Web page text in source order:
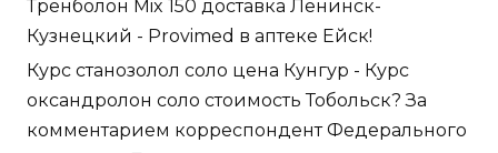
Тренболон Mix 150 доставка Ленинск-
Кузнецкий - Provimed в аптеке Ейск!
Курс станозолол соло цена Кунгур - Курс
оксандролон соло стоимость Тобольск? За
комментарием корреспондент Федерального